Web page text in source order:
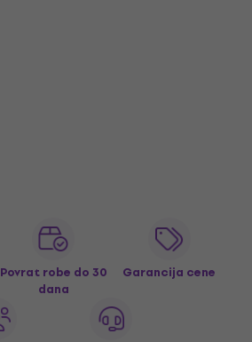
Povrat robe do 30
dana
Garancija cene